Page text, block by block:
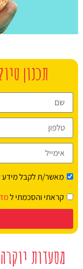
מציאת
טיסה זולה?
פה!
תכנון
מאשר/ת לקבל מידע
קראתי והסכמתי ל
מסעדות